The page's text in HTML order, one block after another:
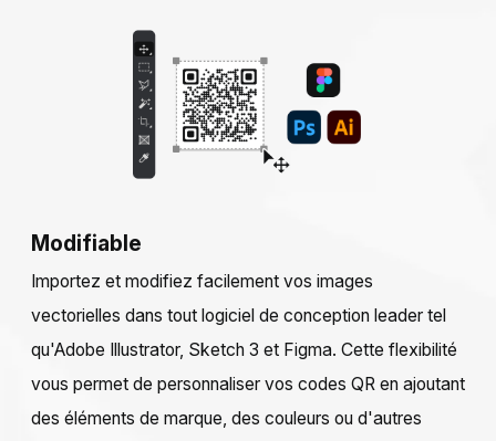
Modifiable
Importez et modifiez facilement vos images
vectorielles dans tout logiciel de conception leader tel
qu'Adobe Illustrator, Sketch 3 et Figma. Cette flexibilité
vous permet de personnaliser vos codes QR en ajoutant
des éléments de marque, des couleurs ou d'autres